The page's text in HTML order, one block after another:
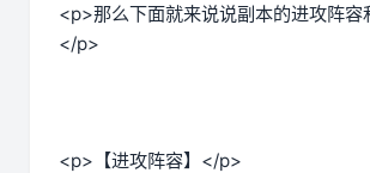
<p>那么下面就来说说副本的进攻阵容
</p>
<p>【进攻阵容】</p>